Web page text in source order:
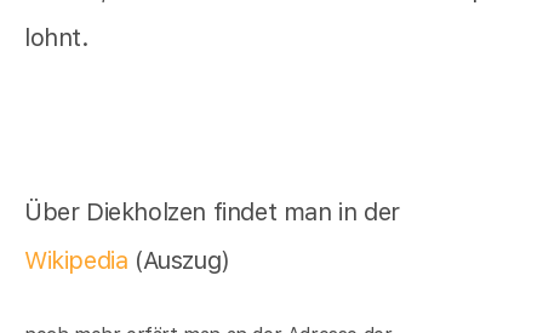
lohnt.
Über Diekholzen findet man in der
Wikipedia (Auszug)